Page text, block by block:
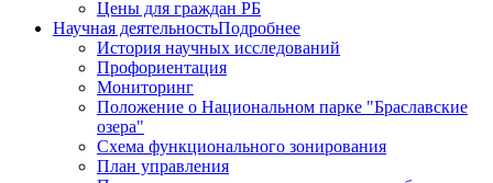
Цены для граждан РБ
Научная деятельностьПодробнее
История научных исследований
Профориентация
Мониторинг
Положение о Национальном парке "Браславские
озера"
Схема функционального зонирования
План управления